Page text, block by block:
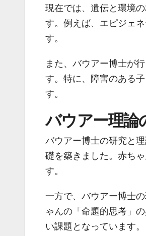
現在では、遺伝と環境
す。例えば、エピジェ
す。
また、バウアー博士が
す。特に、障害のある
す。
バウアー理論
バウアー博士の研究と
礎を築きました。赤ち
す。
一方で、バウアー博士
ゃんの「命題的思考」
い課題となっています。